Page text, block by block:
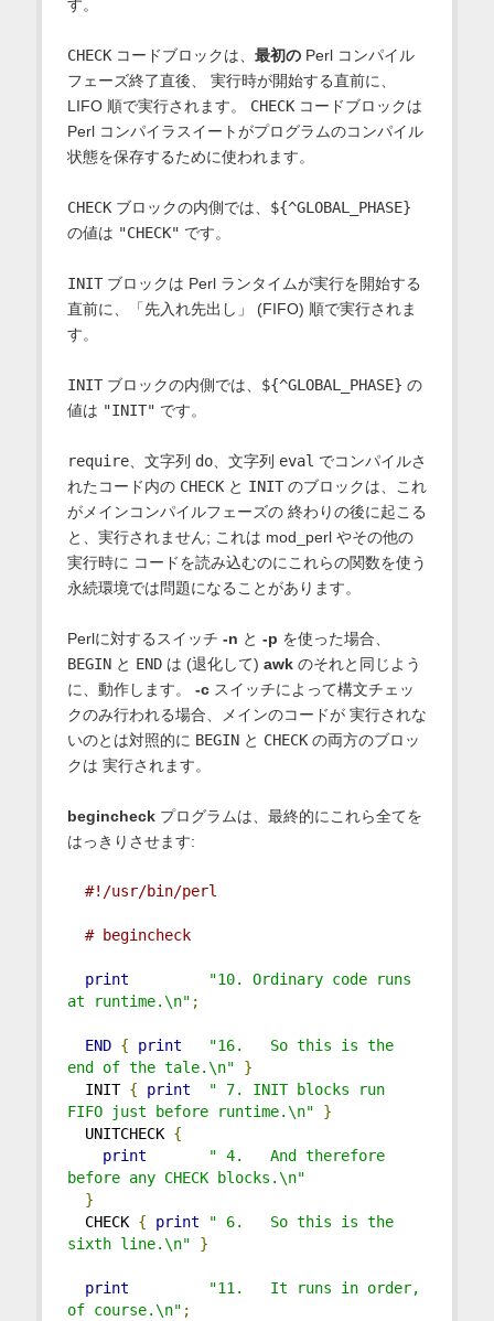
す。
CHECKコードブロックは、 最初のPerl コンパイル
フェーズ終了直後、 実行時が開始する直前に、
LIFO 順で実行されます。 CHECKコードブロックは
Perl コンパイラスイートがプログラムのコンパイル
状態を保存するために使われます。
CHECKブロックの内側では、 ${^GLOBAL_PHASE}
の値は "CHECK" です。
INITブロックは Perl ランタイムが実行を開始する
直前に、「先入れ先出し」 (FIFO) 順で実行されま
す。
INITブロックの内側では、 ${^GLOBAL_PHASE} の
値は "INIT" です。
require、文字列 do、文字列 eval でコンパイルさ
れたコード内の CHECKと INITのブロックは、これ
がメインコンパイルフェーズの 終わりの後に起こる
と、実行されません; これは mod_perl やその他の
実行時に コードを読み込むのにこれらの関数を使う
永続環境では問題になることがあります。
Perlに対するスイッチ -n と -p を使った場合、
BEGINと ENDは (退化して) awkのそれと同じよう
に、動作します。 -cスイッチによって構文チェッ
クのみ行われる場合、メインのコードが 実行されな
いのとは対照的に BEGINと CHECKの両方のブロッ
クは 実行されます。
begincheckプログラムは、最終的にこれら全てを
はっきりさせます:
#!/usr/bin/perl
# begincheck
print
"10. Ordinary code runs
at runtime.\n" ;
END { print
"16.   So this is the
end of the tale.\n"
}
INIT { print
" 7. INIT blocks run
FIFO just before runtime.\n"
}
UNITCHECK {
print
" 4.   And therefore
before any CHECK blocks.\n"
}
CHECK { print
" 6.   So this is the
sixth line.\n"
}
print
"11.   It runs in order,
of course.\n" ;